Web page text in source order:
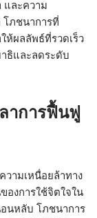
และความ
โภชนาการที่
ห้ผลลัพธ์ที่รวดเร็ว
ธิและลดระดับ
าการฟื้นฟู
วามเหนื่อยล้าทาง
องการใช้จิตใจใน
นหลับ โภชนาการ